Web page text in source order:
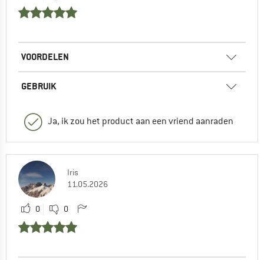
VOORDELEN
GEBRUIK
Ja, ik zou het product aan een vriend aanraden
Iris
11.05.2026
0 0